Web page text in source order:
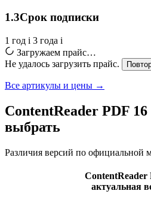
1.3Срок подписки
1 год i 3 года i
Загружаем прайс…
Не удалось загрузить прайс.
Все артикулы и цены →
ContentReader PDF
выбрать
Различия версий по официальной
ContentReader
актуальная